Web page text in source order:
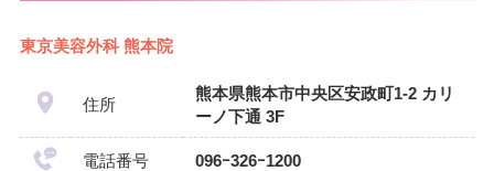
東京美容外科 熊本院
住所
熊本県熊本市中央区安政町1-2 カリ
ーノ下通 3F
電話番号 096ｰ326ｰ1200